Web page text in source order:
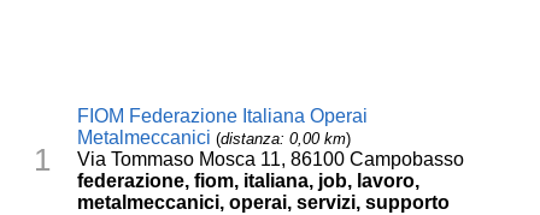
1
FIOM Federazione Italiana Operai
Metalmeccanici (distanza: 0,00 km)
Via Tommaso Mosca 11, 86100 Campobasso
federazione, fiom, italiana, job, lavoro,
metalmeccanici, operai, servizi, supporto